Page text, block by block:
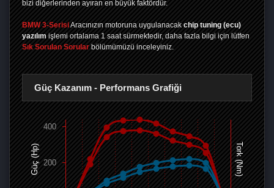
bizi diğerlerinden ayıran en büyük faktördür.
BMW 3-SerisiAracınızın motoruna uygulanacak chip tuning (ecu)
yazılım işlemi ortalama 1 saat sürmektedir, daha fazla bilgi için lütfen
Sık Sorulan Sorular bölümümüzü inceleyiniz.
Güç Kazanım - Performans Grafiği
Güç (Hp) Tork (Nm)
200
400